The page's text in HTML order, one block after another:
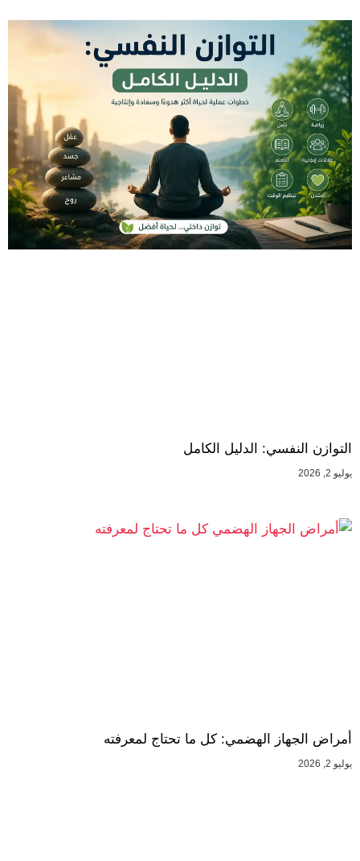
التوازن النفسي: الدليل الكامل
يوليو 2, 2026
أمراض الجهاز الهضمي: كل ما تحتاج لمعرفته
يوليو 2, 2026